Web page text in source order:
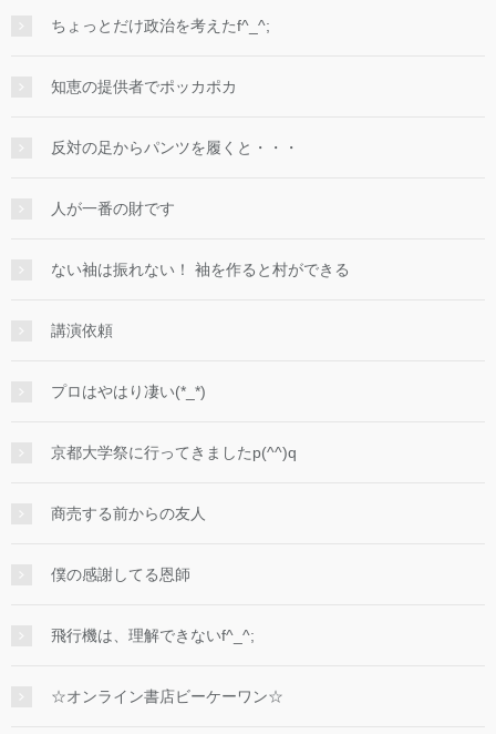
ちょっとだけ政治を考えたf^_^;
知恵の提供者でポッカポカ
反対の足からパンツを履くと・・・
人が一番の財です
ない袖は振れない！ 袖を作ると村ができる
講演依頼
プロはやはり凄い(*_*)
京都大学祭に行ってきましたp(^^)q
商売する前からの友人
僕の感謝してる恩師
飛行機は、理解できないf^_^;
☆オンライン書店ビーケーワン☆